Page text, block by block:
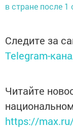
в стране после
Следите за
Telegram-
Читайте
https://